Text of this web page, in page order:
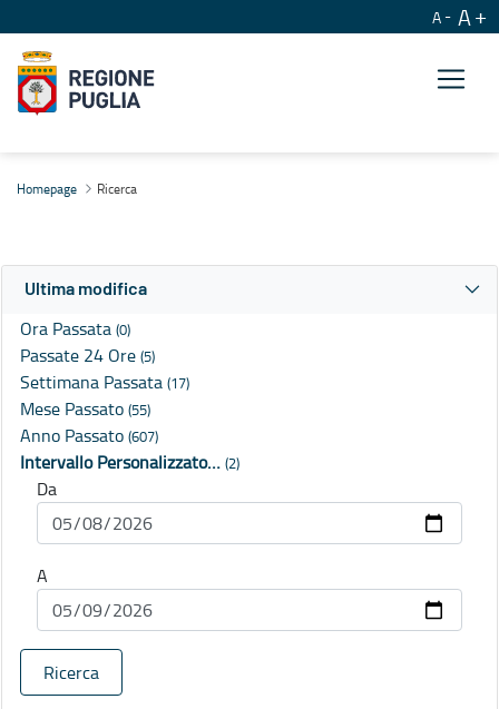
A A
Homepage Ricerca
Ultima modifica
Ora Passata (0)
Passate 24 Ore (5)
Settimana Passata (17)
Mese Passato (55)
Anno Passato (607)
Intervallo Personalizzato… (2)
Da
A
Ricerca